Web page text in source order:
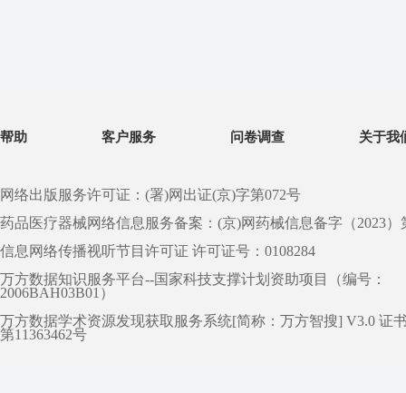
帮助 客户服务 问卷调查 关于我
网络出版服务许可证：(署)网出证(京)字第072号
药品医疗器械网络信息服务备案：(京)网药械信息备字（2023）
信息网络传播视听节目许可证 许可证号：0108284
万方数据知识服务平台--国家科技支撑计划资助项目（编号：
2006BAH03B01）
万方数据学术资源发现获取服务系统[简称：万方智搜] V3.0 证
第11363462号